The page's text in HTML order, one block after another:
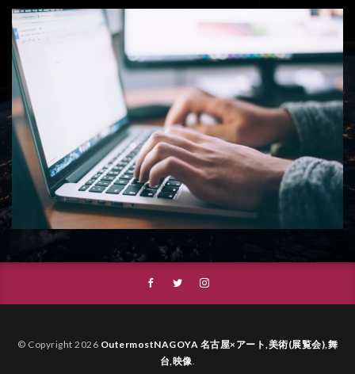
© Copyright 2026 OutermostNAGOYA 名古屋×アート,美術(展覧会),舞
台,映像.